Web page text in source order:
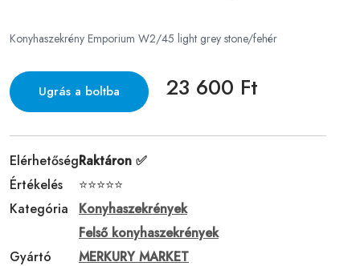
Konyhaszekrény Emporium W2/45 light grey stone/fehér
Ugrás a boltba 23 600 Ft
ElérhetőségRaktáron ✅
Értékelés
⭐⭐⭐⭐⭐
Kategória
Konyhaszekrények
Felső konyhaszekrények
Gyártó
MERKURY MARKET